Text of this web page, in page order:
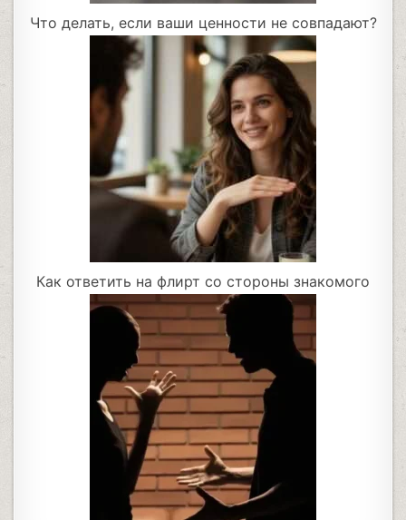
Что делать, если ваши ценности не совпадают?
Как ответить на флирт со стороны знакомого